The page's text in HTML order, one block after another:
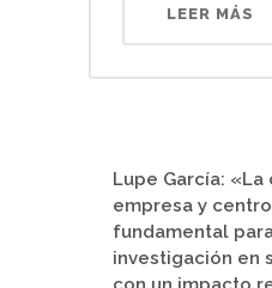
LEER MÁS
Lupe García:
empresa y
fundamental
investigación en